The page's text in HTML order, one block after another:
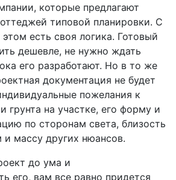
которые предлагают
типовой планировки. С
есть своя логика. Готовый
дешевле, не нужно ждать
его разработают. Но в то же
документация не будет
пожелания к
грунта на участке, его форму и
по сторонам света, близость
массу других нюансов.
до ума и
его, вам все равно придется